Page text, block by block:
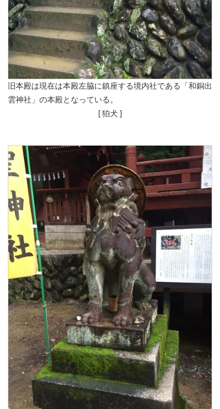
旧本殿は現在は本殿左脇に鎮座する境内社である「和銅出
雲神社」の本殿となっている。
[ 狛犬 ]